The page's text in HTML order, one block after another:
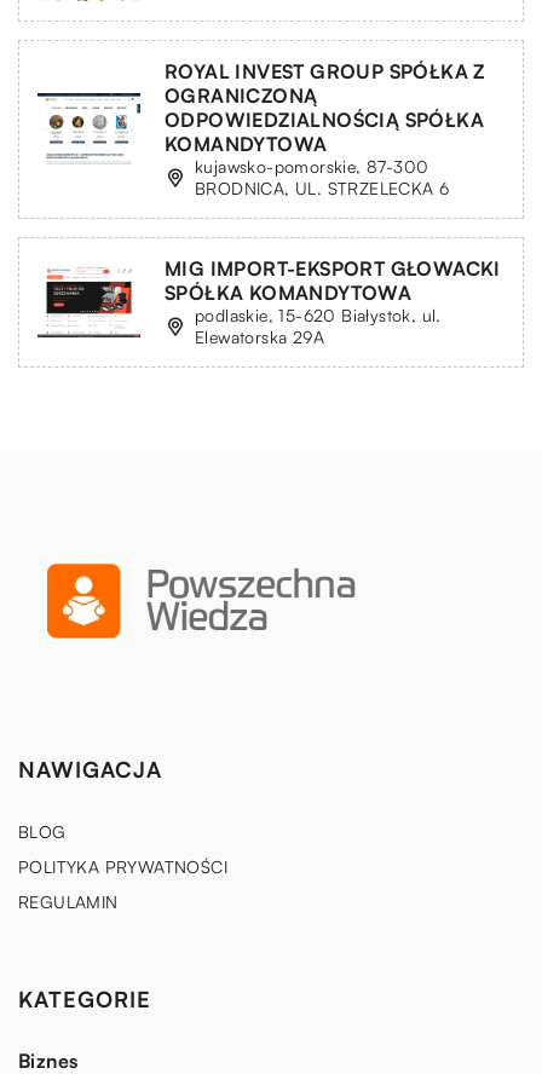
ROYAL INVEST GROUP SPÓŁKA Z
OGRANICZONĄ
ODPOWIEDZIALNOŚCIĄ SPÓŁKA
KOMANDYTOWA
kujawsko-pomorskie, 87-300
BRODNICA, UL. STRZELECKA 6
MIG IMPORT-EKSPORT GŁOWACKI
SPÓŁKA KOMANDYTOWA
podlaskie, 15-620 Białystok, ul.
Elewatorska 29A
NAWIGACJA
BLOG
POLITYKA PRYWATNOŚCI
REGULAMIN
KATEGORIE
Biznes